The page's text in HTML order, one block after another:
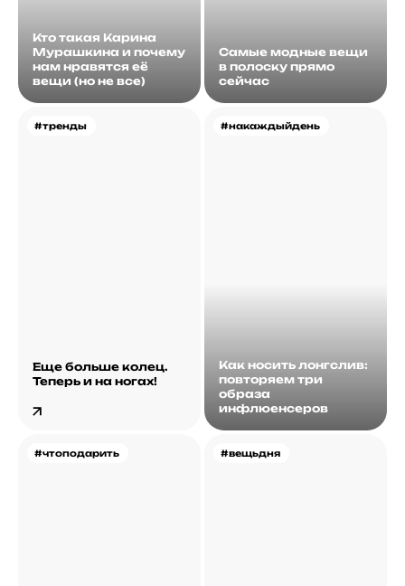
Кто такая Карина
Мурашкина и почему
нам нравятся её
вещи (но не все)
Самые модные вещи
в полоску прямо
сейчас
#тренды
Еще больше колец.
Теперь и на ногах!
#накаждыйдень
Как носить лонгслив:
повторяем три
образа
инфлюенсеров
#чтоподарить #вещьдня